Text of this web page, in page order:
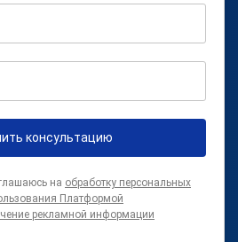
консультацию
на обработку персональных
Платформой
рекламной информации